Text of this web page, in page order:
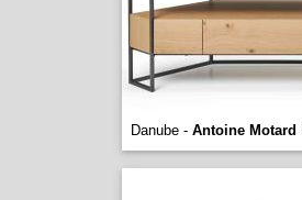
Danube - Antoine Motard